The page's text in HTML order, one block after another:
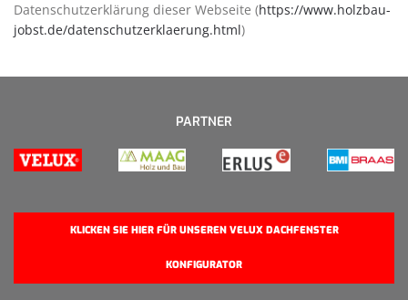
Datenschutzerklärung dieser Webseite (https://www.holzbau-
jobst.de/datenschutzerklaerung.html)
PARTNER
KLICKEN SIE HIER FÜR UNSEREN VELUX DACHFENSTER
KONFIGURATOR